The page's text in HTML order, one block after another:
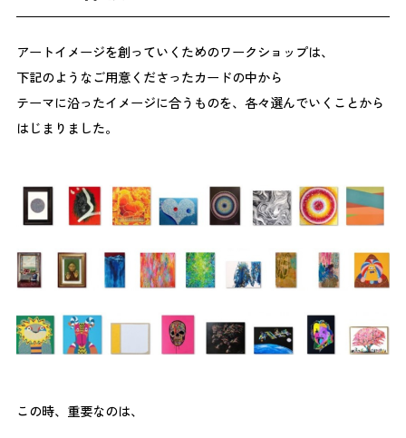
アートイメージを創っていくためのワークショップは、
下記のようなご用意くださったカードの中から
テーマに沿ったイメージに合うものを、各々選んでいくことから
はじまりました。
この時、重要なのは、